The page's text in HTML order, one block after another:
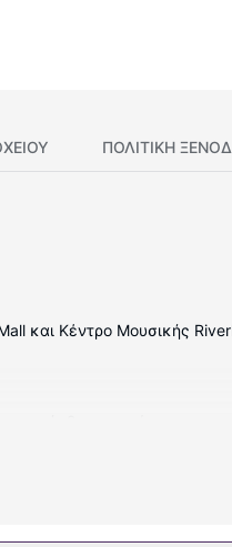
ΠΟΛΙΤΙΚΗ
και Κέντρο Μουσικής
μαλλιών.